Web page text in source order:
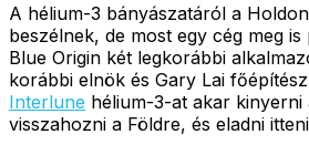
A hélium-3 bányászatáról a
beszélnek, de most egy cég meg
Blue Origin két legkorábbi
korábbi elnök és Gary Lai
Interlune hélium-3-at akar
visszahozni a Földre, és eladni